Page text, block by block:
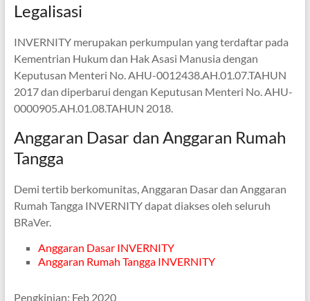
Legalisasi
INVERNITY merupakan perkumpulan yang terdaftar pada
Kementrian Hukum dan Hak Asasi Manusia dengan
Keputusan Menteri No. AHU-0012438.AH.01.07.TAHUN
2017 dan diperbarui dengan Keputusan Menteri No. AHU-
0000905.AH.01.08.TAHUN 2018.
Anggaran Dasar dan Anggaran Rumah
Tangga
Demi tertib berkomunitas, Anggaran Dasar dan Anggaran
Rumah Tangga INVERNITY dapat diakses oleh seluruh
BRaVer.
Anggaran Dasar INVERNITY
Anggaran Rumah Tangga INVERNITY
Pengkinian: Feb 2020